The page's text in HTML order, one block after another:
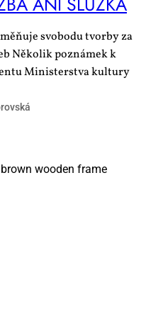
svobodu tvorby za
Několik poznámek k
Ministerstva kultury